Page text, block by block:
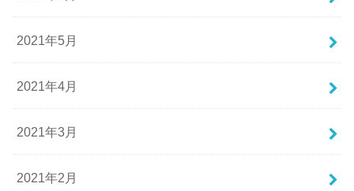
2021年5月
2021年4月
2021年3月
2021年2月